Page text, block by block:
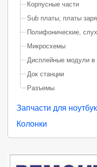
Корпусные части
Sub платы, платы
Полифонические,
Микросхемы
Дисплейные модули в
Док станции
Разъемы
Запчасти для
Колонки